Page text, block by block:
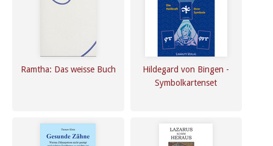
Ramtha: Das weisse Buch
Hildegard von Bingen -
Symbolkartenset